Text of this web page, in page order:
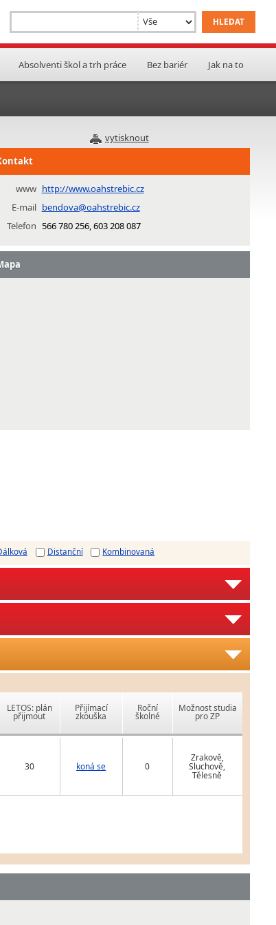
Absolventi škol a trh práce Bez bariér Jak na to
vytisknout
www http://www.oahstrebic.cz
E-mail bendova@oahstrebic.cz
Telefon 566 780 256, 603 208 087
Distanční Kombinovaná
LETOS: plán
přijmout
Přijímací
zkouška
Roční
školné
Možnost studia
pro ZP
30 koná se 0
Zrakově,
Sluchově,
Tělesně